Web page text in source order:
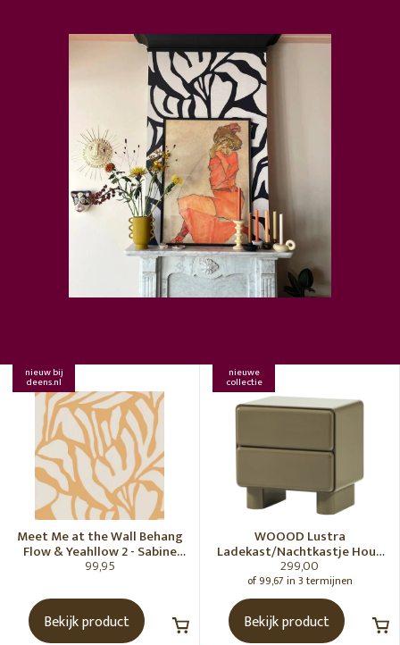
nieuw bij
deens.nl
Meet Me at the Wall Behang
Flow & Yeahllow 2 - Sabine
van Vessem
99,95
Bekijk product
nieuwe
collectie
WOOOD Lustra
Ladekast/Nachtkastje Hout
Hoogglans Groen [Fsc]
299,00
of 99,67 in 3 termijnen
Bekijk product